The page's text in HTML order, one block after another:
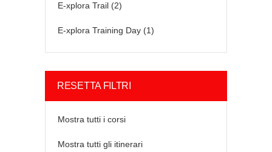
E-xplora Trail (2)
E-xplora Training Day (1)
RESETTA FILTRI
Mostra tutti i corsi
Mostra tutti gli itinerari